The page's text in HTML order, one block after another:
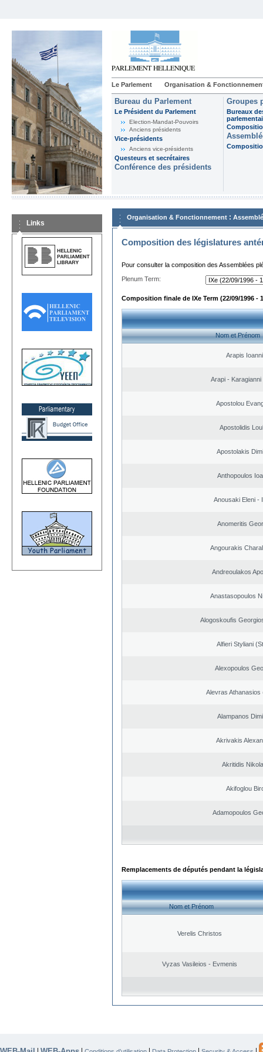
Le Parlement Organisation &
Bureau du Parlement
Le Président du Parlement
Election-Mandat-Pouvoirs
Anciens présidents
Vice-présidents
Anciens vice-présidents
Questeurs et secrétaires
Conférence des présidents
Groupes
Bureaux
Links
Organisation & Fonctionnement :
Composition des législatures
Pour consulter la composition des Assemblées
Plenum Term:
Composition finale de IXe Term (22/09/1996 -
Nom et Prénom
Arapis
Arapi - Karagianni
Apostolou
Apostolidis
Apostolakis
Anthopoulos
Anousaki Eleni -
Anomeritis
Angourakis
Andreoulakos
Anastasopoulos
Alogoskoufis
Alfieri Styliani
Alexopoulos
Alevras Athanasios
Alampanos
Akrivakis
Akritidis
Akifoglou
Adamopoulos
Remplacements de députés pendant la
Nom et Prénom
Verelis Christos
Vyzas Vasileios - Evmenis
| | | | |